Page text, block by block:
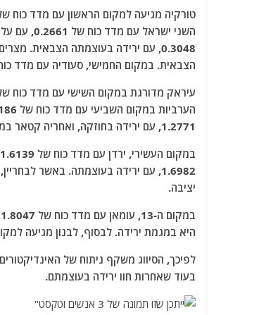
השני
הצבאית. במקום החמישי, סעודיה עם מדד כוח של
1.2771, עם ירידה בחוזקה, ואחריה קטאר במקום התשיעי עם מדד חוזק של 1.4307, גם היא עם במגמת ירידה.
יציבה.
היא במגמת ירידה. לבסוף, לבנון מגיעה למקום ה-15 עם מדד כוח של 2.5981, שכן כוחה הצבאי
לפיכך, הסיווג משקף ניתוח של
בעוד שאחרות חוו ירידה בעוצמתם.
"